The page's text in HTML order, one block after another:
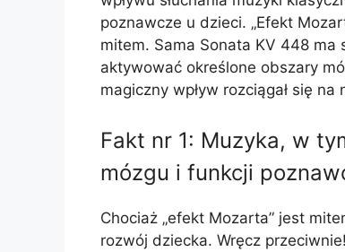
poznawcze u dzieci. „Efekt
mitem. Sama Sonata KV 448 ma
aktywować określone obszary
magiczny wpływ rozciągał się
Fakt nr 1: Muzyka, w
mózgu i funkcji
Chociaż „efekt Mozarta” jest
rozwój dziecka. Wręcz